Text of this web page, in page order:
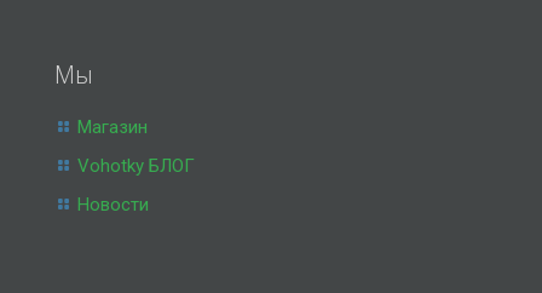
Мы
Магазин
Vohotky БЛОГ
Новости